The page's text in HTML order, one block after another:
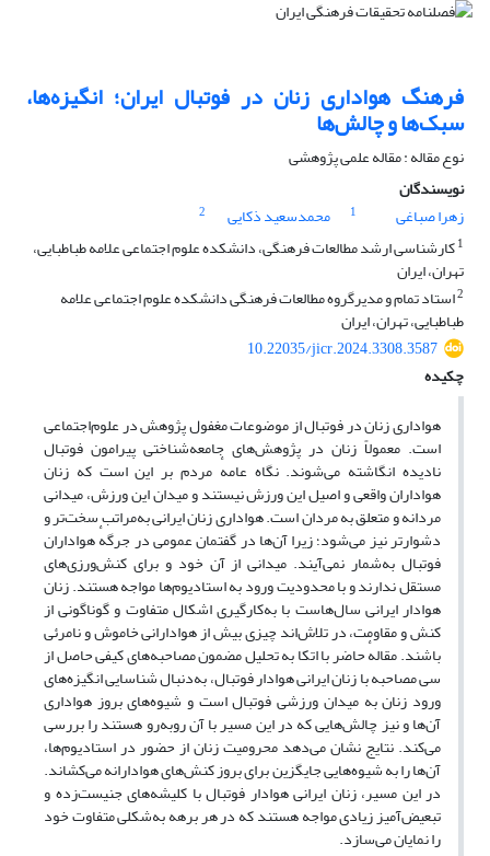
فرهنگ هواداری زنان در فوتبال ایران؛ انگیزه‌ها،
سبک‌ها و چالش‌ها
نوع مقاله : مقاله علمی پژوهشی
نویسندگان
زهرا صباغی
1 محمدسعید ذکایی
2
1کارشناسی ارشد مطالعات فرهنگی، دانشکده علوم اجتماعی علامه طباطبایی،
تهران، ایران
2استاد تمام و مدیرگروه مطالعات فرهنگی دانشکده علوم اجتماعی علامه
طباطبایی، تهران، ایران
10.22035/jicr.2024.3308.3587
چکیده
هواداری زنان در فوتبال از موضوعات مغفول پژوهش در علوم‌اجتماعی
است. معمولاً زنان در پژوهش‌های جامعه‌شناختی پیرامون فوتبال
نادیده انگاشته می‌شوند. نگاه عامهٔ مردم بر این است که زنان
هواداران واقعی و اصیل این ورزش نیستند و میدان این ورزش، میدانی
مردانه و متعلق به مردان است. هواداری زنان ایرانی به‌مراتب سخت‌تر و
دشوارتر نیز می‌شود؛ زیرا آن‌ها در گفتمان عمومی در جرگهٔ هواداران
فوتبال به‌شمار نمی‌آیند. میدانی از آن خود و برای کنش‌ورزی‌های
مستقل ندارند و با محدودیت ورود به استادیوم‌ها مواجه هستند. زنان
هوادار ایرانی سال‌هاست با به‌کارگیری اشکال متفاوت و گوناگونی از
کنش و مقاومت، در تلاش‌اند چیزی بیش از هوادارانی خاموش و نامرئی
باشند. مقالهٔ حاضر با اتکا به تحلیل مضمون مصاحبه‌های کیفی حاصل از
سی مصاحبه با زنان ایرانی هوادار فوتبال، به‌دنبال شناسایی انگیزه‌های
ورود زنان به میدان ورزشی فوتبال است و شیوه‌های بروز هواداری
آن‌ها و نیز چالش‌هایی که در این مسیر با آن روبه‌رو هستند را بررسی
می‌کند. نتایج نشان می‌دهد محرومیت زنان از حضور در استادیوم‌ها،
آن‌ها را به شیوه‌هایی جایگزین برای بروز کنش‌های هوادارانه می‌کشاند.
در این مسیر، زنان ایرانی هوادار فوتبال با کلیشه‌های جنیست‌زده و
تبعیض‌آمیز زیادی مواجه هستند که در هر برهه به‌شکلی متفاوت خود
را نمایان می‌سازد.